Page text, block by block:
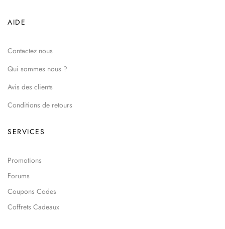
AIDE
Contactez nous
Qui sommes nous ?
Avis des clients
Conditions de retours
SERVICES
Promotions
Forums
Coupons Codes
Coffrets Cadeaux